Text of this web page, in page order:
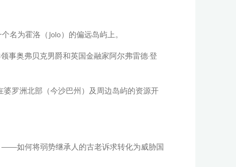
为霍洛（Jolo）的偏远岛屿上。
事奥弗贝克男爵和英国金融家阿尔弗雷德·登
罗洲北部（今沙巴州）及周边岛屿的资源开
如何将弱势继承人的古老诉求转化为威胁国